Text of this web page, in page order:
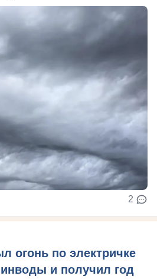
2
огонь по электричке
и получил год